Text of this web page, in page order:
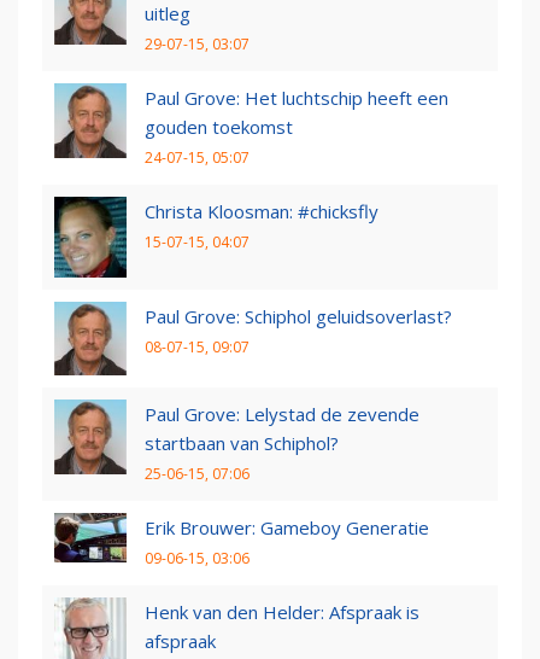
uitleg
29-07-15, 03:07
Paul Grove: Het luchtschip heeft een
gouden toekomst
24-07-15, 05:07
Christa Kloosman: #chicksfly
15-07-15, 04:07
Paul Grove: Schiphol geluidsoverlast?
08-07-15, 09:07
Paul Grove: Lelystad de zevende
startbaan van Schiphol?
25-06-15, 07:06
Erik Brouwer: Gameboy Generatie
09-06-15, 03:06
Henk van den Helder: Afspraak is
afspraak